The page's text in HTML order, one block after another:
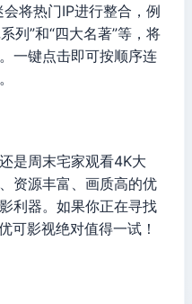
将热门IP进行整合，例
列”和“四大名著”等，将
一键点击即可按顺序连
是周末宅家观看4K大
资源丰富、画质高的优
利器。如果你正在寻找
可影视绝对值得一试！